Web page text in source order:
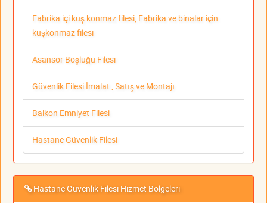
Fabrika içi kuş konmaz filesi, Fabrika ve binalar için
kuşkonmaz filesi
Asansör Boşluğu Filesi
Güvenlik Filesi İmalat , Satış ve Montajı
Balkon Emniyet Filesi
Hastane Güvenlik Filesi
Hastane Güvenlik Filesi Hizmet Bölgeleri